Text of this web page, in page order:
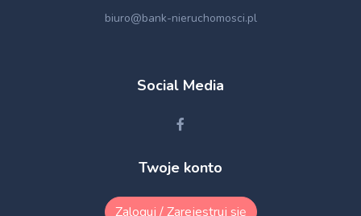
biuro@bank-nieruchomosci.pl
Social Media
Twoje konto
Zaloguj / Zarejestruj się